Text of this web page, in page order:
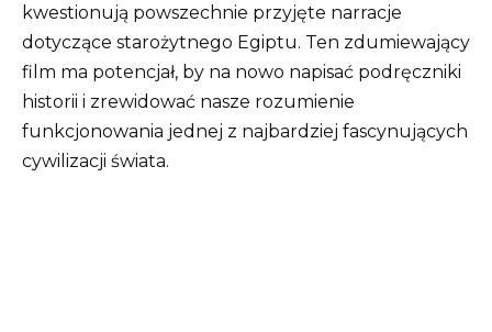
kwestionują powszechnie przyjęte narracje
dotyczące starożytnego Egiptu. Ten zdumiewający
film ma potencjał, by na nowo napisać podręczniki
historii i zrewidować nasze rozumienie
funkcjonowania jednej z najbardziej fascynujących
cywilizacji świata.